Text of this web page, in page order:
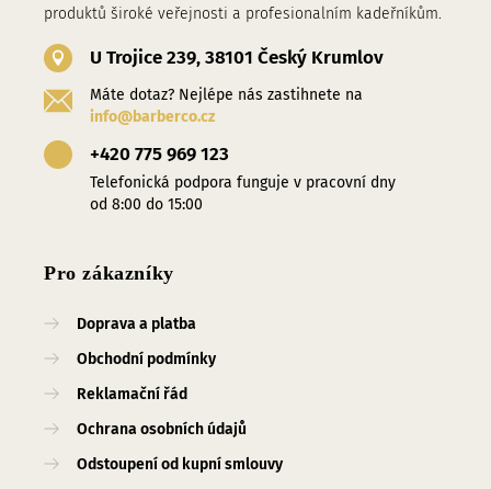
produktů široké veřejnosti a profesionalním kadeřníkům.
U Trojice 239, 38101 Český Krumlov
Máte dotaz? Nejlépe nás zastihnete na
info@barberco.cz
+420 775 969 123
Telefonická podpora funguje v pracovní dny
od 8:00 do 15:00
Pro zákazníky
Doprava a platba
Obchodní podmínky
Reklamační řád
Ochrana osobních údajů
Odstoupení od kupní smlouvy